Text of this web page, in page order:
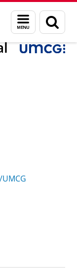
Menu
en
zoeken